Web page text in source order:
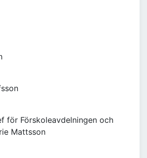
för Förskoleavdelningen och
Mattsson